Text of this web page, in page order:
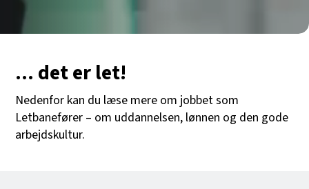
... det er let!
Nedenfor kan du læse mere om jobbet som
Letbanefører – om uddannelsen, lønnen og den gode
arbejdskultur.